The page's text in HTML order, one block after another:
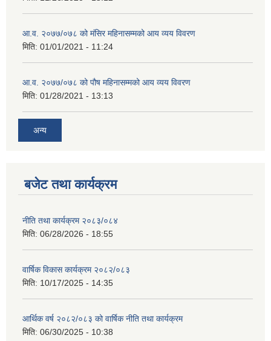
आ.व. २०७७/०७८ को मंसिर महिनासम्मको आय व्यय विवरण
मिति: 01/01/2021 - 11:24
आ.व. २०७७/०७८ को पौष महिनासम्मको आय व्यय विवरण
मिति: 01/28/2021 - 13:13
अन्य
बजेट तथा कार्यक्रम
नीति तथा कार्यक्रम २०८३/०८४
मिति: 06/28/2026 - 18:55
वार्षिक विकास कार्यक्रम २०८२/०८३
मिति: 10/17/2025 - 14:35
आर्थिक वर्ष २०८२/०८३ को वार्षिक नीति तथा कार्यक्रम
मिति: 06/30/2025 - 10:38